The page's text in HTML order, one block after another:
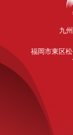
九
福岡市東区